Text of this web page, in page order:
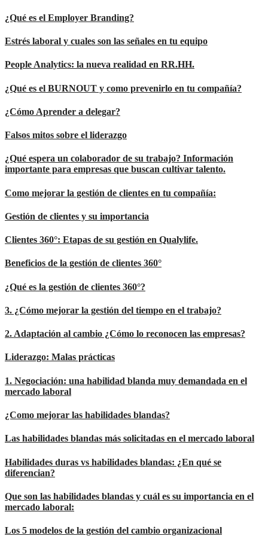
¿Qué es el Employer Branding?
Estrés laboral y cuales son las señales en tu equipo
People Analytics: la nueva realidad en RR.HH.
¿Qué es el BURNOUT y como prevenirlo en tu compañía?
¿Cómo Aprender a delegar?
Falsos mitos sobre el liderazgo
¿Qué espera un colaborador de su trabajo? Información
importante para empresas que buscan cultivar talento.
Como mejorar la gestión de clientes en tu compañía:
Gestión de clientes y su importancia
Clientes 360°: Etapas de su gestión en Qualylife.
Beneficios de la gestión de clientes 360°
¿Qué es la gestión de clientes 360°?
3. ¿Cómo mejorar la gestión del tiempo en el trabajo?
2. Adaptación al cambio ¿Cómo lo reconocen las empresas?
Liderazgo: Malas prácticas
1. Negociación: una habilidad blanda muy demandada en el
mercado laboral
¿Como mejorar las habilidades blandas?
Las habilidades blandas más solicitadas en el mercado laboral
Habilidades duras vs habilidades blandas: ¿En qué se
diferencian?
Que son las habilidades blandas y cuál es su importancia en el
mercado laboral:
Los 5 modelos de la gestión del cambio organizacional